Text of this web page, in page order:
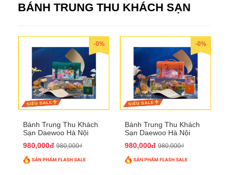
BÁNH TRUNG THU KHÁCH SẠN
-0%
Bánh Trung Thu Khách
Sạn Daewoo Hà Nội
QTTT30
980,000đ 980,000₫
-0%
Bánh Trung Thu Khách
Sạn Daewoo Hà Nội
QTTT31
980,000đ 980,000₫